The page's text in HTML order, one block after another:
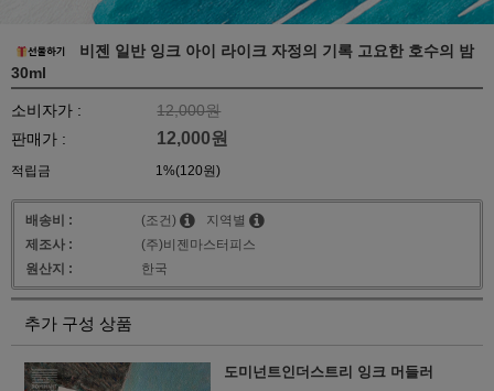
비젠 일반 잉크 아이 라이크 자정의 기록 고요한 호수의 밤
30ml
소비자가 :
12,000원
판매가 :
12,000원
적립금 1%(120원)
배송비 : (조건)
지역별
제조사 :
(주)비젠마스터피스
원산지 :
한국
추가 구성 상품
도미넌트인더스트리 잉크 머들러